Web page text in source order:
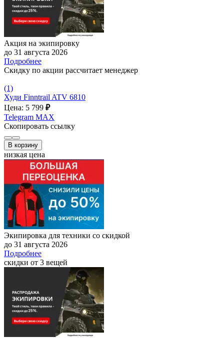
Акция на экипировку
до 31 августа 2026
Подробнее
Скидку по акции рассчитает менеджер
(1)
Худи Finntrail ATV 6810
Цена: 5 799 ₽
Telegram MAX
Скопировать ссылку
В корзину
низкая цена
Экипировка для техники со скидкой
до 31 августа 2026
Подробнее
скидки от 3 вещей